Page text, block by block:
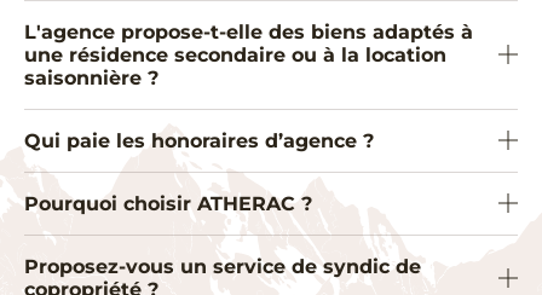
L'agence propose-t-elle des biens adaptés à
une résidence secondaire ou à la location
saisonnière ?
Qui paie les honoraires d’agence ?
Pourquoi choisir ATHERAC ?
Proposez-vous un service de syndic de
copropriété ?